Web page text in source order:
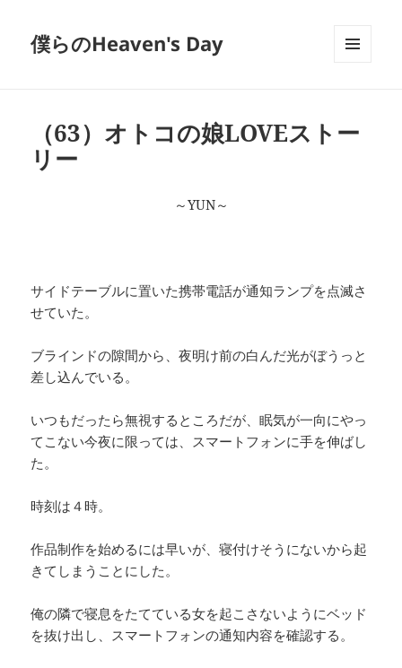
僕らのHeaven's Day
（63）オトコの娘LOVEストー
リー
～YUN～
サイドテーブルに置いた携帯電話が通知ランプを点滅さ
せていた。
ブラインドの隙間から、夜明け前の白んだ光がぼうっと
差し込んでいる。
いつもだったら無視するところだが、眠気が一向にやっ
てこない今夜に限っては、スマートフォンに手を伸ばし
た。
時刻は４時。
作品制作を始めるには早いが、寝付けそうにないから起
きてしまうことにした。
俺の隣で寝息をたてている女を起こさないようにベッド
を抜け出し、スマートフォンの通知内容を確認する。